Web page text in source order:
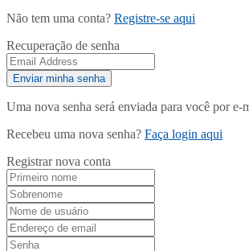
Não tem uma conta? Registre-se aqui
Recuperação de senha
Uma nova senha será enviada para você por e-
Recebeu uma nova senha? Faça login aqui
Registrar nova conta